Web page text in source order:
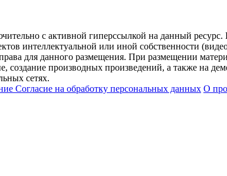
с активной гиперссылкой на данный
интеллектуальной или иной собственности
для данного размещения. При размещении
создание производных произведений, а также на
сетях.
Согласие на обработку персональных данных О